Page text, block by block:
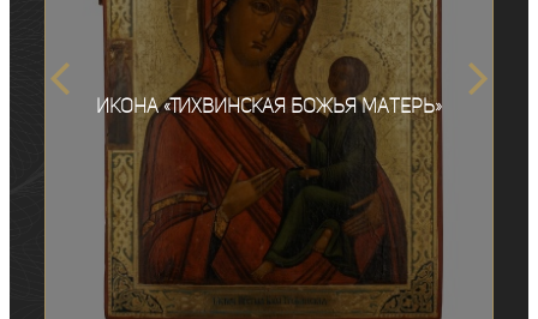
Икона «Тихвинская Божья Матерь»